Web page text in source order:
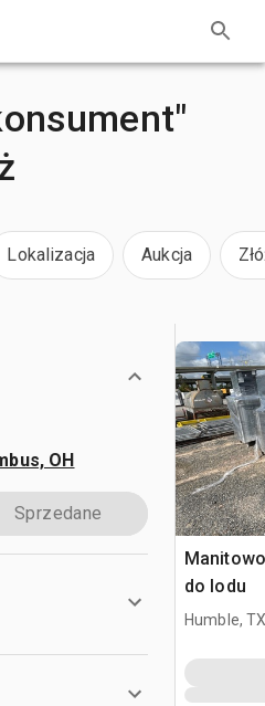
Lokalizacja Aukcja
OH
Sprzedane
do lodu
Humble,